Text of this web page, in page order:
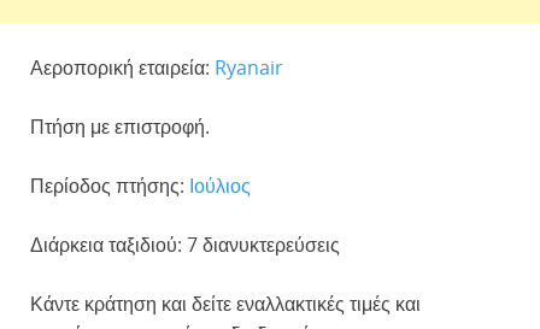
Αεροπορική εταιρεία: Ryanair
Πτήση με επιστροφή.
Περίοδος πτήσης: Ιούλιος
Διάρκεια ταξιδιού: 7 διανυκτερεύσεις
Κάντε κράτηση και δείτε εναλλακτικές τιμές και